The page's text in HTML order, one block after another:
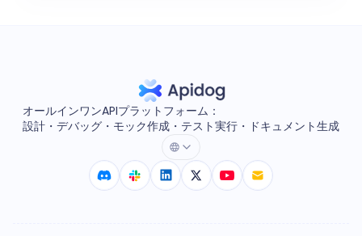
オールインワンAPIプラットフォーム：
設計・デバッグ・モック作成・テスト実行・ドキュメント生成